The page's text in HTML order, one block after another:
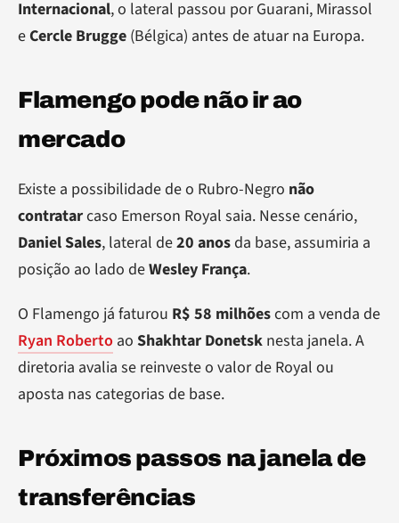
Internacional, o lateral passou por Guarani, Mirassol
eCercle Brugge (Bélgica) antes de atuar na Europa.
Flamengo pode não ir ao
mercado
Existe a possibilidade de o Rubro-Negro não
contratarcaso Emerson Royal saia. Nesse cenário,
Daniel Sales, lateral de20 anos da base, assumiria a
posição ao lado deWesley França.
O Flamengo já faturou R$ 58 milhõescom a venda de
Ryan Roberto ao Shakhtar Donetsk nesta janela. A
diretoria avalia se reinveste o valor de Royal ou
aposta nas categorias de base.
Próximos passos na janela de
transferências